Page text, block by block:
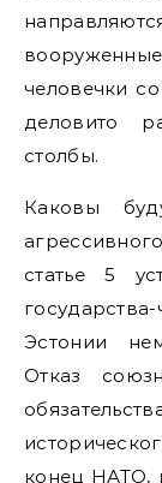
человечки
деловито
столбы.
Каковы
статье 5
Эстонии
Отказ
конец НАТО,